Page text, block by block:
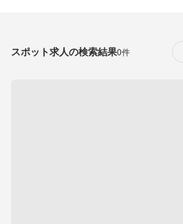
スポット求人の検索結果0件